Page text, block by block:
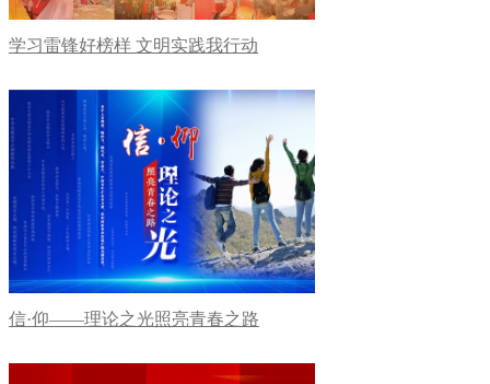
学习雷锋好榜样 文明实践我行动
信·仰——理论之光照亮青春之路